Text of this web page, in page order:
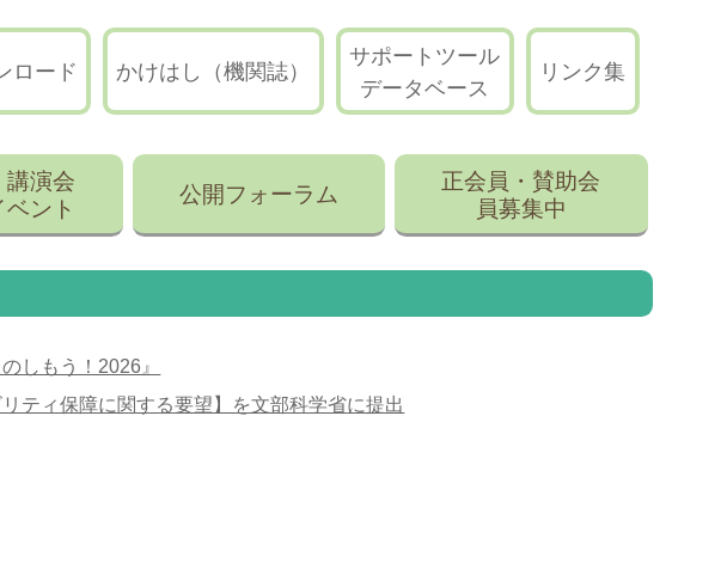
ロード かけはし（機関誌）
サポートツール
データベース
リンク集
講演会
ント
公開フォーラム
正会員・賛助会
員募集中
しもう！2026』
ティ保障に関する要望】を文部科学省に提出